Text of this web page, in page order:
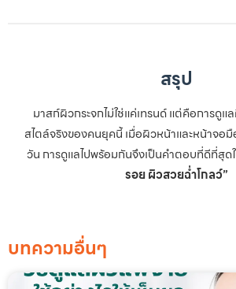
สรุป
มาสก์ผิวกระจกไม่ใช่แค่เทรนด์ แต่คือการดู
สไตล์จริงของคนยุคนี้ เมื่อผิวหน้าและหน้าจอ
วัน การดูแลไปพร้อมกันจึงเป็นคำตอบที่ดีที่สุด
รอย ผิวสวยฉ่ำโกลว์”
บทความอื่นๆ